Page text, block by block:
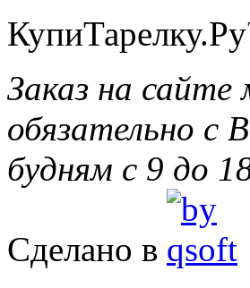
Заказ на
обязательно с
будням с 9 до
Сделано в